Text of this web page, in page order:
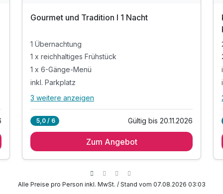
Gourmet und Tradition I 1 Nacht
1 Übernachtung
1 x reichhaltiges Frühstück
1 x 6-Gänge-Menü
inkl. Parkplatz
Alle Inklusivleistungen
1 x reichhaltiges Frühstück
inkl. W-LAN Nutzung
3 weitere anzeigen
5,0 / 6 Gültig bis 20.11.2026
Zum Angebot
Alle Preise pro Person inkl. MwSt. / Stand vom 07.08.2026 03:03